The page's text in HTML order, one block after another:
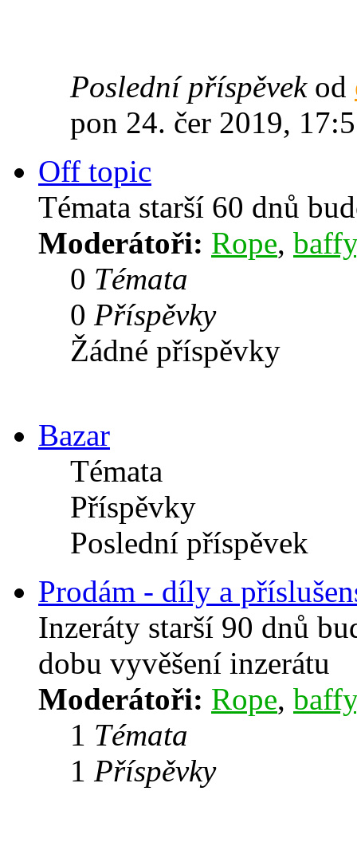
Poslední příspěvekod
pon 24. čer 2019,
Off topic
Témata starší 60 dnů
Moderátoři: Rope, baffy
0 Témata
0 Příspěvky
Žádné příspěvky
Bazar
Témata
Příspěvky
Poslední příspěvek
Prodám - díly a
Inzeráty starší 90 dnů
dobu vyvěšení inzerátu
Moderátoři: Rope, baffy
1 Témata
1 Příspěvky